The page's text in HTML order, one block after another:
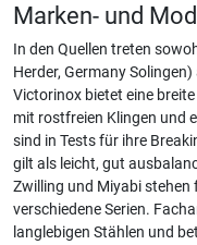
Marken- und
In den Quellen treten
Herder, Germany
Victorinox bietet eine
mit rostfreien Klingen und
sind in Tests für ihre
gilt als leicht, gut
Zwilling und Miyabi
verschiedene Serien.
langlebigen Stählen und